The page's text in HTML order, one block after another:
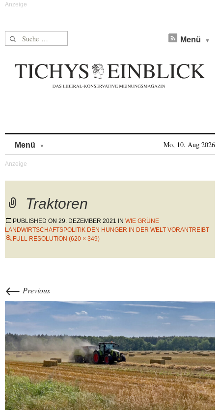
Suche nach: Menü
Menü Mo, 10. Aug 2026
Traktoren
PUBLISHED ON 29. DEZEMBER 2021 IN WIE GRÜNE
LANDWIRTSCHAFTSPOLITIK DEN HUNGER IN DER WELT VORANTREIBT
FULL RESOLUTION (620 × 349)
← Previous